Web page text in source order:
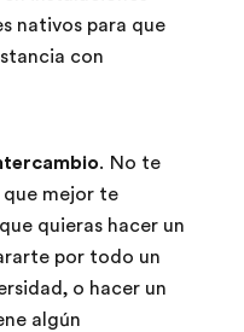
nativos para que
con
. No te
que mejor te
quieras hacer un
por todo un
o hacer un
algún